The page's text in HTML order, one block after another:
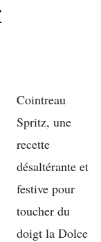
Cointreau
Spritz, une
recette
désaltérante et
festive pour
toucher du
doigt la Dolce